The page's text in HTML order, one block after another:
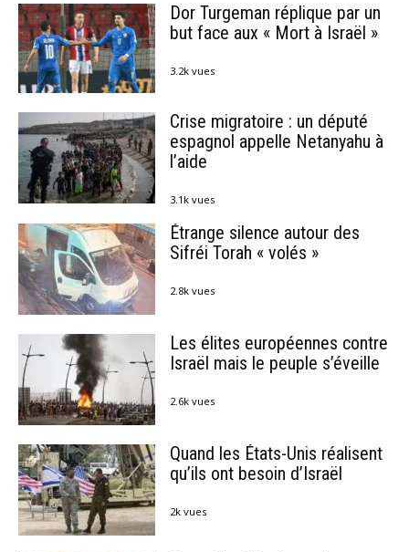
Dor Turgeman réplique par un
but face aux « Mort à Israël »
3.2k vues
Crise migratoire : un député
espagnol appelle Netanyahu à
l’aide
3.1k vues
Étrange silence autour des
Sifréi Torah « volés »
2.8k vues
Les élites européennes contre
Israël mais le peuple s’éveille
2.6k vues
Quand les États-Unis réalisent
qu’ils ont besoin d’Israël
2k vues